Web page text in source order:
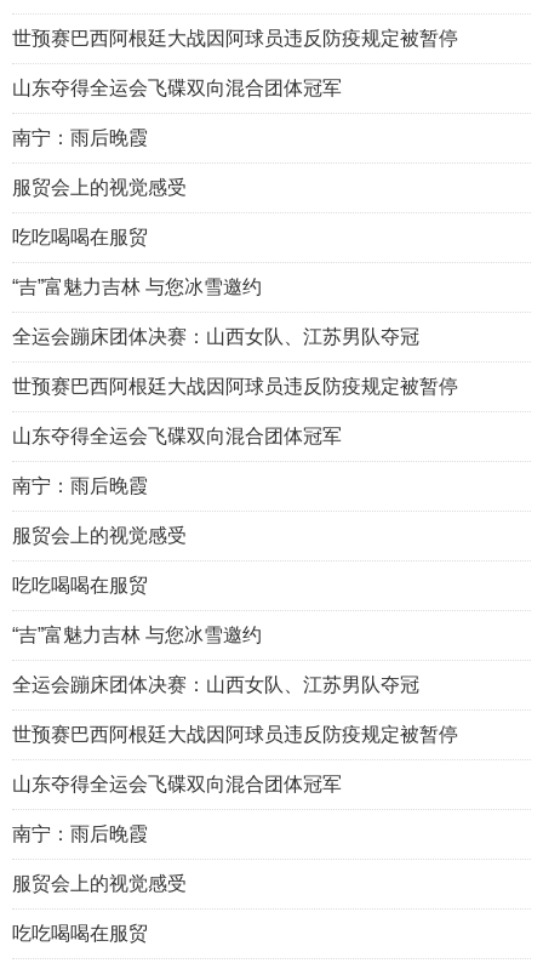
世预赛巴西阿根廷大战因阿球员违反防疫规定被暂停
山东夺得全运会飞碟双向混合团体冠军
南宁：雨后晚霞
服贸会上的视觉感受
吃吃喝喝在服贸
“吉”富魅力吉林 与您冰雪邀约
全运会蹦床团体决赛：山西女队、江苏男队夺冠
世预赛巴西阿根廷大战因阿球员违反防疫规定被暂停
山东夺得全运会飞碟双向混合团体冠军
南宁：雨后晚霞
服贸会上的视觉感受
吃吃喝喝在服贸
“吉”富魅力吉林 与您冰雪邀约
全运会蹦床团体决赛：山西女队、江苏男队夺冠
世预赛巴西阿根廷大战因阿球员违反防疫规定被暂停
山东夺得全运会飞碟双向混合团体冠军
南宁：雨后晚霞
服贸会上的视觉感受
吃吃喝喝在服贸